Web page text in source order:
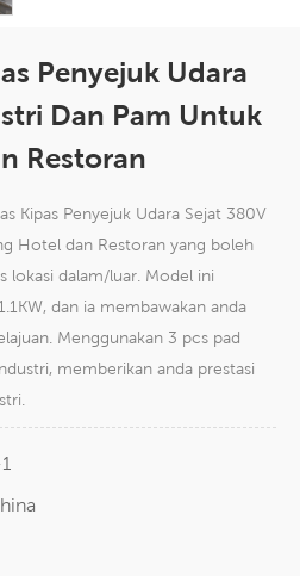
Penyejuk Udara
Dan Pam Untuk
Restoran
Kipas Penyejuk Udara Sejat 380V
Hotel dan Restoran yang boleh
lokasi dalam/luar. Model ini
dan ia membawakan anda
Menggunakan 3 pcs pad
memberikan anda prestasi